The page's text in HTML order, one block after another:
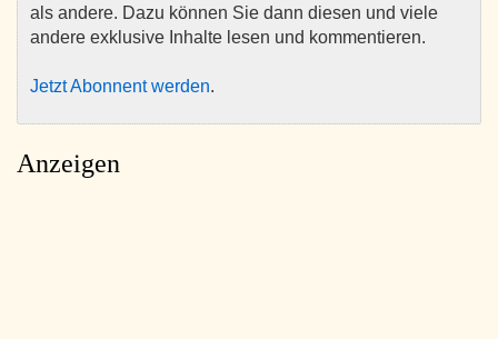
als andere. Dazu können Sie dann diesen und viele
andere exklusive Inhalte lesen und kommentieren.
Jetzt Abonnent werden.
Anzeigen